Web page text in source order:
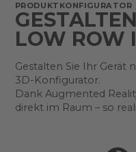
PRODUKTKONFIGURATOR
LOW ROW
Gestalten Sie Ihr Gerät
3D-Konfigurator.
Dank Augmented
direkt im Raum – so